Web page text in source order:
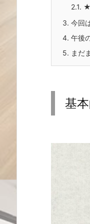
2.1. ★
3. 今回
4. 午後
5. まだ
基